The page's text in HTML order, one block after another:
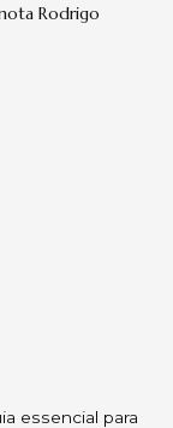
Rodrigo
essencial para